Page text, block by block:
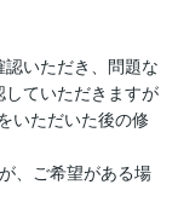
いただき、問題な
ていただきますが
いただいた後の修
、ご希望がある場